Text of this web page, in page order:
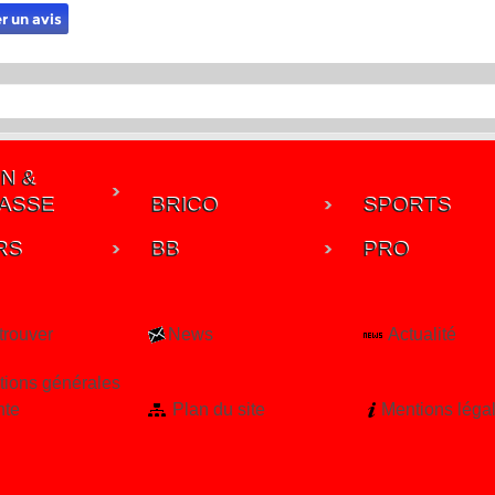
un avis
&
BRICO
SPORTS
BB PRO
News Actualité
générales
Plan du site Mentions